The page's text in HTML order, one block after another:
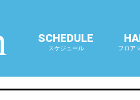
SCHEDULE
スケジュール フロア